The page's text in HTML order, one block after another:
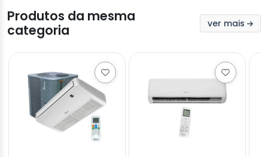
Produtos da mesma
categoria
ver mais